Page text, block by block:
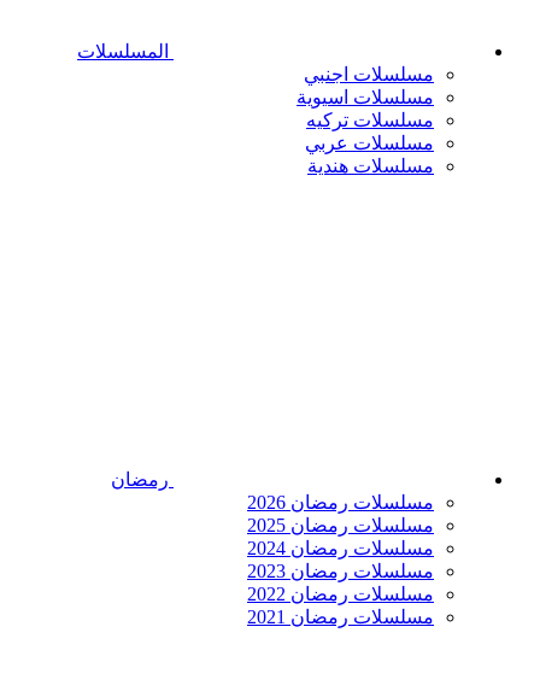
المسلسلات
مسلسلات اجنبي
مسلسلات اسيوية
مسلسلات تركيه
مسلسلات عربي
مسلسلات هندية
رمضان
مسلسلات رمضان 2026
مسلسلات رمضان 2025
مسلسلات رمضان 2024
مسلسلات رمضان 2023
مسلسلات رمضان 2022
مسلسلات رمضان 2021